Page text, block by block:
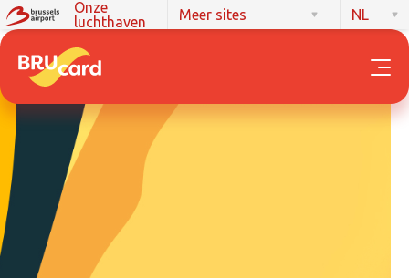
Onze
luchthaven
Meer sites NL